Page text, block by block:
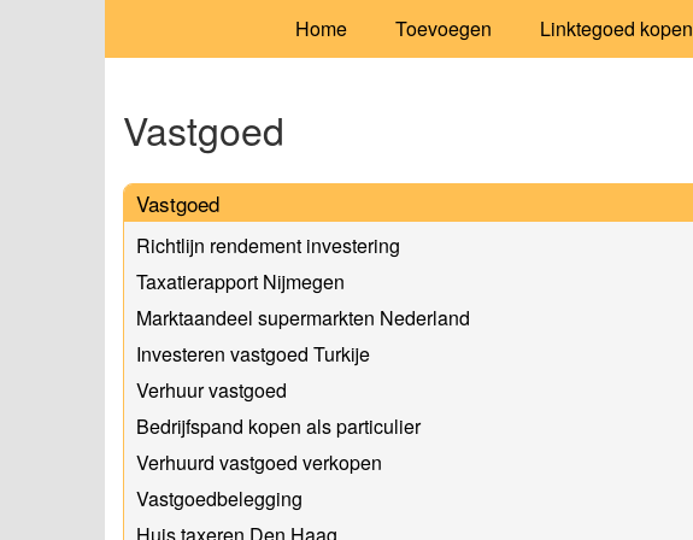
Home Toevoegen Linktegoed kopen
Vastgoed
Vastgoed
Richtlijn rendement investering
Taxatierapport Nijmegen
Marktaandeel supermarkten Nederland
Investeren vastgoed Turkije
Verhuur vastgoed
Bedrijfspand kopen als particulier
Verhuurd vastgoed verkopen
Vastgoedbelegging
Huis taxeren Den Haag